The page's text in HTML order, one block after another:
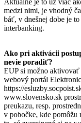
medzi nimi, je vhodný
báť, v dnešnej dobe je
interbanking.
Ako pri aktivácii
nevie poradiť?
EUP si možno
webový portál
https://
www.slovensko.sk
preukazu, resp.
v pobočke, kde pomôžu